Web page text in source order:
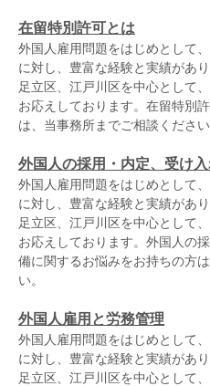
在留特別許可とは
外国人雇用問題をはじめとして、
に対し、豊富な経験と実績があ
足立区、江戸川区を中心として
お応えしております。在留特別
は、当事務所までご相談ください
外国人の採用・内定、受け
外国人雇用問題をはじめとして、
に対し、豊富な経験と実績があ
足立区、江戸川区を中心として
お応えしております。外国人の
備に関するお悩みをお持ちの方
い。
外国人雇用と労務管理
外国人雇用問題をはじめとして、
に対し、豊富な経験と実績があ
足立区、江戸川区を中心として